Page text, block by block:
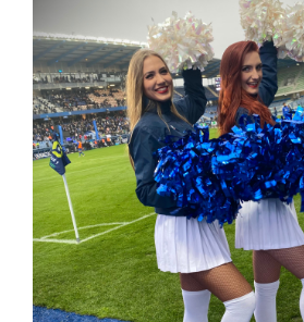
Galerie
Formation
Contact